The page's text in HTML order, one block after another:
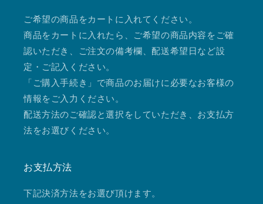
ご希望の商品をカートに入れてください。
商品をカートに入れたら、ご希望の商品内容をご確
認いただき、ご注文の備考欄、配送希望日など設
定・ご記入ください。
「ご購入手続き」で商品のお届けに必要なお客様の
情報をご入力ください。
配送方法のご確認と選択をしていただき、お支払方
法をお選びください。
お支払方法
下記決済方法をお選び頂けます。